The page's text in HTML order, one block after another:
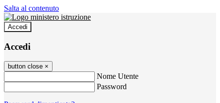
Salta al contenuto
Accedi
Accedi
button close ×
Nome Utente
Password